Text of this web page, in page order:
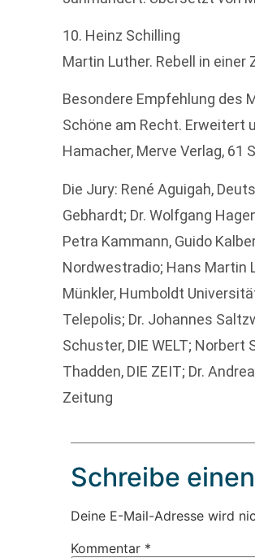
10. Heinz Schilling
Martin Luther. Rebell in einer
Besondere Empfehlung des
Schöne am Recht. Erweitert
Hamacher, Merve Verlag, 61
Die Jury: René Aguigah,
Gebhardt; Dr. Wolfgang
Petra Kammann, Guido
Nordwestradio; Hans Martin
Münkler, Humboldt
Telepolis; Dr. Johannes
Schuster, DIE WELT;
Thadden, DIE ZEIT; Dr.
Zeitung
Schreibe
Deine E-Mail-Adresse wird
Kommentar *